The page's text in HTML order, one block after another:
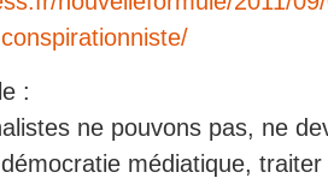
:
ne pouvons pas, ne
médiatique,